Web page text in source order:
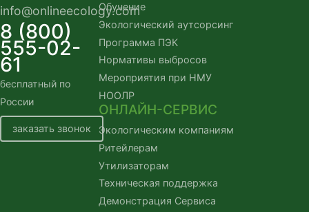
info@onlineecology.com
8 (800)
555-02-
61
бесплатный по
России
заказать звонок
Обучение
Экологический аутсорсинг
Программа ПЭК
Нормативы выбросов
Мероприятия при НМУ
НООЛР
ОНЛАЙН-СЕРВИС
Экологическим компаниям
Ритейлерам
Утилизаторам
Техническая поддержка
Демонстрация Сервиса